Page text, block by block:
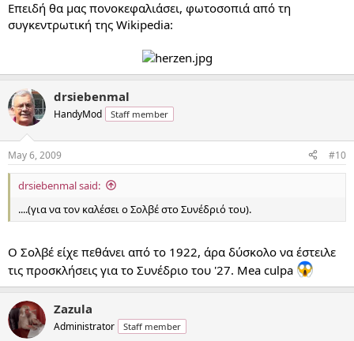
Επειδή θα μας πονοκεφαλιάσει, φωτοσοπιά από τη
συγκεντρωτική της Wikipedia:
drsiebenmal
HandyMod Staff member
May 6, 2009 #10
drsiebenmal said:
....(για να τον καλέσει ο Σολβέ στο Συνέδριό του).
Ο Σολβέ είχε πεθάνει από το 1922, άρα δύσκολο να έστειλε
τις προσκλήσεις για το Συνέδριο του '27. Mea culpa
Zazula
Administrator Staff member